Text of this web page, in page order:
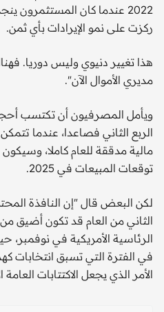
2022 عندما كان المستثمرون
ركزت على نمو الإيرادات بأي ثمن.
هذا تغيير دنيوي وليس دوريا.
مديري الأموال الآن".
ويأمل المصرفيون أن تكتسب
الربع الثاني فصاعدا، عندما
مالية مدققة للعام كاملا،
توقعات المبيعات في 2025.
لكن البعض قال "إن النافذة
الثاني من العام قد تكون أضيق من
الرئاسية الأمريكية في نوفمبر،
في الفترة التي تسبق انتخابات
الأمر الذي يجعل الاكتتابات